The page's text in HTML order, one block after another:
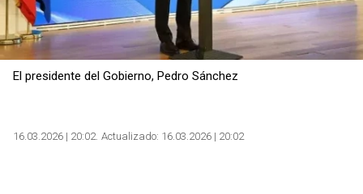
El presidente del Gobierno, Pedro Sánchez
16.03.2026 | 20:02 Actualizado: 16.03.2026 | 20:02